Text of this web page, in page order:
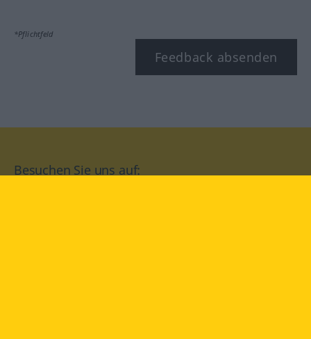
*Pflichtfeld
Feedback absenden
Besuchen Sie uns auf: